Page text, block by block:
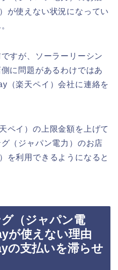
が使えない状況になってい
すが、ソーラーリーシン
に問題があるわけではあ
（楽天ペイ）会社に連絡を
ペイ）の上限金額を上げて
（ジャパン電力）のお店
を利用できるようになると
（ジャパン電
が使えない理由
の支払いを滞らせ